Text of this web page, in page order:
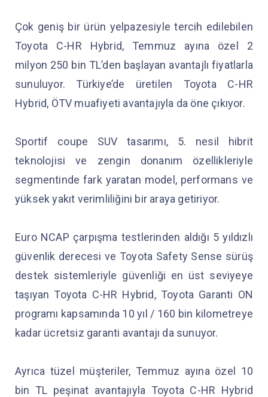
Çok geniş bir ürün yelpazesiyle tercih edilebilen
Toyota C-HR Hybrid, Temmuz ayına özel 2
milyon 250 bin TL’den başlayan avantajlı fiyatlarla
sunuluyor. Türkiye’de üretilen Toyota C-HR
Hybrid, ÖTV muafiyeti avantajıyla da öne çıkıyor.
Sportif coupe SUV tasarımı, 5. nesil hibrit
teknolojisi ve zengin donanım özellikleriyle
segmentinde fark yaratan model, performans ve
yüksek yakıt verimliliğini bir araya getiriyor.
Euro NCAP çarpışma testlerinden aldığı 5 yıldızlı
güvenlik derecesi ve Toyota Safety Sense sürüş
destek sistemleriyle güvenliği en üst seviyeye
taşıyan Toyota C-HR Hybrid, Toyota Garanti ON
programı kapsamında 10 yıl / 160 bin kilometreye
kadar ücretsiz garanti avantajı da sunuyor.
Ayrıca tüzel müşteriler, Temmuz ayına özel 10
bin TL peşinat avantajıyla Toyota C-HR Hybrid